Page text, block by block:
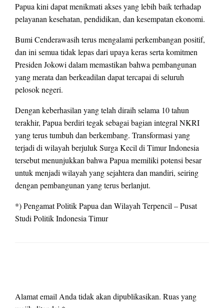
Papua kini dapat menikmati akses yang lebih baik terhadap
pelayanan kesehatan, pendidikan, dan kesempatan ekonomi.
Bumi Cenderawasih terus mengalami perkembangan positif,
dan ini semua tidak lepas dari upaya keras serta komitmen
Presiden Jokowi dalam memastikan bahwa pembangunan
yang merata dan berkeadilan dapat tercapai di seluruh
pelosok negeri.
Dengan keberhasilan yang telah diraih selama 10 tahun
terakhir, Papua berdiri tegak sebagai bagian integral NKRI
yang terus tumbuh dan berkembang. Transformasi yang
terjadi di wilayah berjuluk Surga Kecil di Timur Indonesia
tersebut menunjukkan bahwa Papua memiliki potensi besar
untuk menjadi wilayah yang sejahtera dan mandiri, seiring
dengan pembangunan yang terus berlanjut.
*) Pengamat Politik Papua dan Wilayah Terpencil – Pusat
Studi Politik Indonesia Timur
Alamat email Anda tidak akan dipublikasikan. Ruas yang